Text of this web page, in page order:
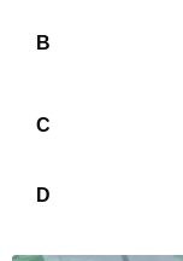
B
C
D